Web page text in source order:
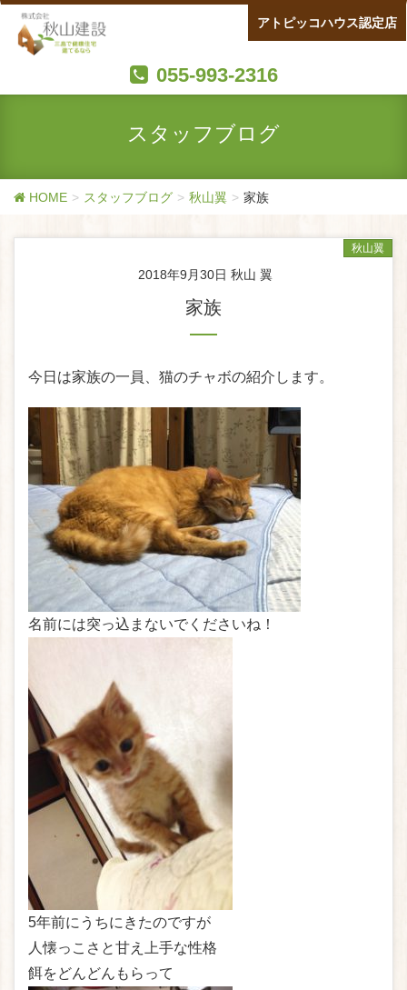
055-993-2316
アトピッコハウス認定店
スタッフブログ
HOME スタッフブログ 秋山翼 家族
2018年9月30日 秋山 翼
秋山翼
家族
今日は家族の一員、猫のチャボの紹介します。
名前には突っ込まないでくださいね！
5年前にうちにきたのですが
人懐っこさと甘え上手な性格
餌をどんどんもらって